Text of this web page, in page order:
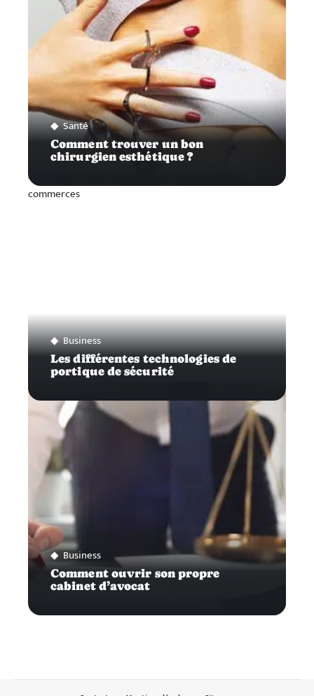
Santé
Comment trouver un bon
chirurgien esthétique ?
Business
Les différentes technologies de
portique de sécurité
Business
Comment ouvrir son propre
cabinet d’avocat